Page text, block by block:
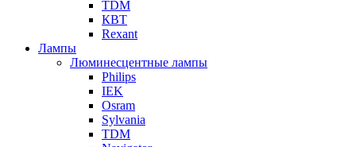
TDM
КВТ
Rexant
Лампы
Люминесцентные лампы
Philips
IEK
Osram
Sylvania
TDM